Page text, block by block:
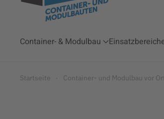
Container- & Modulbau
Startseite Container- und Modulbau vor